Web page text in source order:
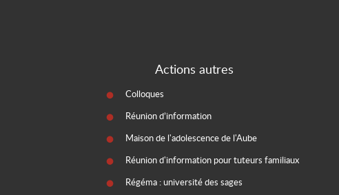
Actions autres
Colloques
Réunion d’information
Maison de l'adolescence de l'Aube
Réunion d'information pour tuteurs familiaux
Régéma : université des sages